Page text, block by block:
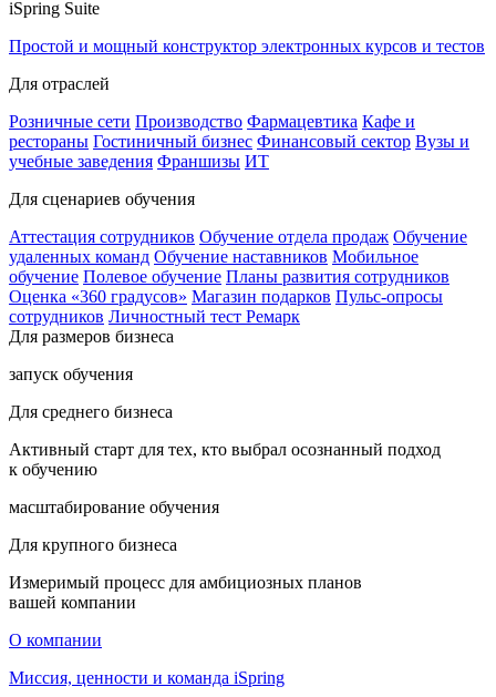
iSpring Suite
Простой и мощный конструктор электронных курсов и тестов
Для отраслей
Розничные сети Производство Фармацевтика Кафе и
рестораны Гостиничный бизнес Финансовый сектор Вузы и
учебные заведения Франшизы ИТ
Для сценариев обучения
Аттестация сотрудников Обучение отдела продаж Обучение
удаленных команд Обучение наставников Мобильное
обучение Полевое обучение Планы развития сотрудников
Оценка «360 градусов» Магазин подарков Пульс-опросы
сотрудников Личностный тест Ремарк
Для размеров бизнеса
запуск обучения
Для среднего бизнеса
Активный старт для тех, кто выбрал осознанный подход
к обучению
масштабирование обучения
Для крупного бизнеса
Измеримый процесс для амбициозных планов
вашей компании
О компании
Миссия, ценности и команда iSpring